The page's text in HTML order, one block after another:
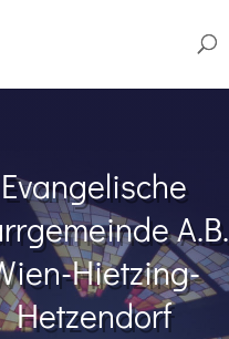
Evangelische
A.B.
Hietzing-
Hetzendorf